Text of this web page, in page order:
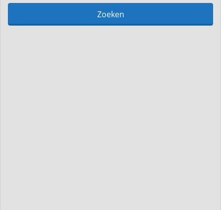
Zoeken